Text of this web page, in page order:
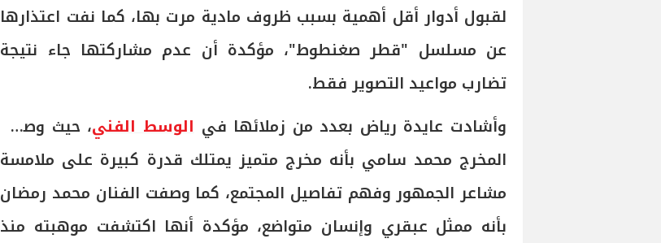
لقبول أدوار أقل أهمية بسبب ظروف مادية مرت بها، كما نفت اعتذارها
عن مسلسل "قطر صغنطوط"، مؤكدة أن عدم مشاركتها جاء نتيجة
تضارب مواعيد التصوير فقط.
وأشادت عايدة رياض بعدد من زملائها في الوسط الفني، حيث وصفت
المخرج محمد سامي بأنه مخرج متميز يمتلك قدرة كبيرة على ملامسة
مشاعر الجمهور وفهم تفاصيل المجتمع، كما وصفت الفنان محمد رمضان
بأنه ممثل عبقري وإنسان متواضع، مؤكدة أنها اكتشفت موهبته منذ